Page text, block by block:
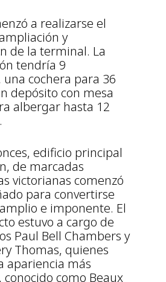
a realizarse el
y
de la terminal. La
tendría 9
cochera para 36
depósito con mesa
albergar hasta 12
edificio principal
de marcadas
victorianas comenzó
para convertirse
e imponente. El
estuvo a cargo de
Paul Bell Chambers y
Thomas, quienes
apariencia más
conocido como Beaux